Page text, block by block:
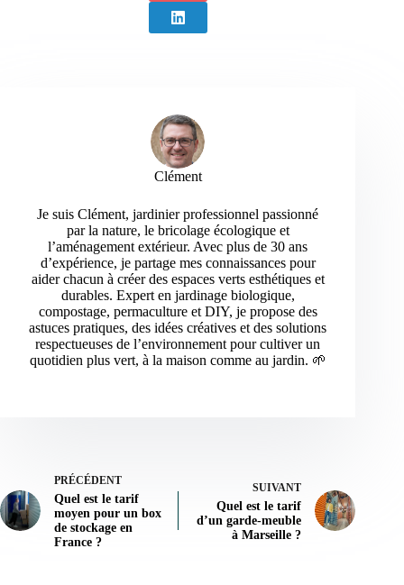
Clément
Je suis Clément, jardinier professionnel passionné
par la nature, le bricolage écologique et
l’aménagement extérieur. Avec plus de 30 ans
d’expérience, je partage mes connaissances pour
aider chacun à créer des espaces verts esthétiques et
durables. Expert en jardinage biologique,
compostage, permaculture et DIY, je propose des
astuces pratiques, des idées créatives et des solutions
respectueuses de l’environnement pour cultiver un
quotidien plus vert, à la maison comme au jardin. 🌱
PRÉCÉDENT
Quel est le tarif
moyen pour un box
de stockage en
France ?
SUIVANT
Quel est le tarif
d’un garde-meuble
à Marseille ?